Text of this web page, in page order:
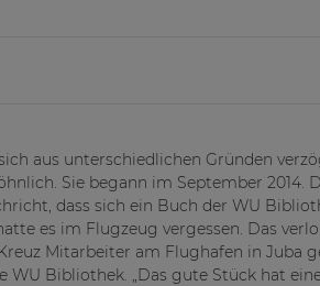
aus unterschiedlichen Gründen
Sie begann im September 2014.
dass sich ein Buch der WU
es im Flugzeug vergessen. Das
Mitarbeiter am Flughafen in Juba
Bibliothek. „Das gute Stück hat